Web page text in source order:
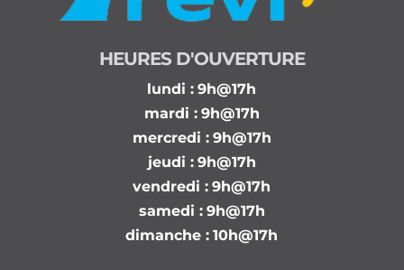
HEURES D'OUVERTURE
lundi : 9h@17h
mardi : 9h@17h
mercredi : 9h@17h
jeudi : 9h@17h
vendredi : 9h@17h
samedi : 9h@17h
dimanche : 10h@17h